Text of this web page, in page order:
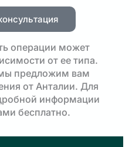
операции может
от ее типа.
предложим вам
от Анталии. Для
информации
бесплатно.